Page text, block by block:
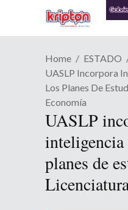
Home
ESTADO
UASLP Incorpora
Los Planes De
Economía
UASLP
planes de